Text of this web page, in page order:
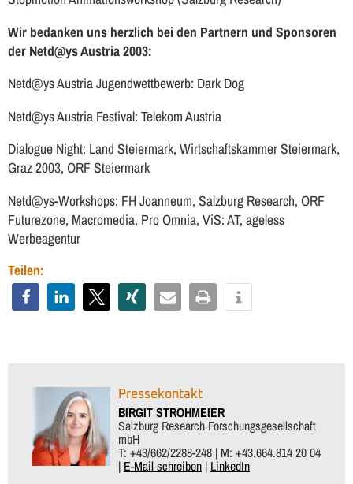
Wir bedanken uns herzlich bei den Partnern und Sponsoren
der Netd@ys Austria 2003:
Netd@ys Austria Jugendwettbewerb: Dark Dog
Netd@ys Austria Festival: Telekom Austria
Dialogue Night: Land Steiermark, Wirtschaftskammer Steiermark,
Graz 2003, ORF Steiermark
Netd@ys-Workshops: FH Joanneum, Salzburg Research, ORF
Futurezone, Macromedia, Pro Omnia, ViS: AT, ageless
Werbeagentur
Teilen:
Pressekontakt
BIRGIT STROHMEIER
Salzburg Research Forschungsgesellschaft
mbH
T: +43/662/2288-248 | M: +43.664.814 20 04
| E-Mail schreiben | LinkedIn